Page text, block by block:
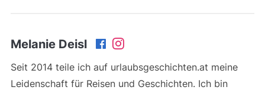
Melanie Deisl
Seit 2014 teile ich auf urlaubsgeschichten.at meine
Leidenschaft für Reisen und Geschichten. Ich bin